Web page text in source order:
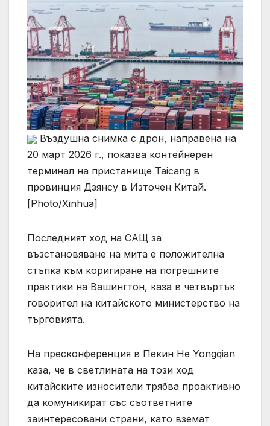
Въздушна снимка с дрон, направена на
20 март 2026 г., показва контейнерен
терминал на пристанище Taicang в
провинция Дзянсу в Източен Китай.
[Photo/Xinhua]
Последният ход на САЩ за
възстановяване на мита е положителна
стъпка към коригиране на погрешните
практики на Вашингтон, каза в четвъртък
говорител на китайското министерство на
търговията.
На пресконференция в Пекин He Yongqian
каза, че в светлината на този ход
китайските износители трябва проактивно
да комуникират със съответните
заинтересовани страни, като вземат